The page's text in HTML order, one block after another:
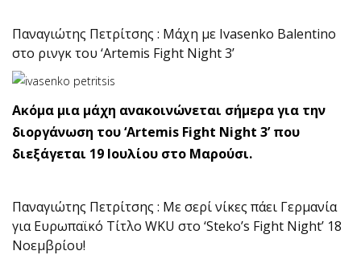
Παναγιώτης Πετρίτσης : Μάχη με Ivasenko Balentino
στο ρινγκ του ‘Artemis Fight Night 3’
Ακόμα μια μάχη ανακοινώνεται σήμερα για την
διοργάνωση του ‘Artemis Fight Night 3’ που
διεξάγεται 19 Ιουλίου στο Μαρούσι.
Παναγιώτης Πετρίτσης : Με σερί νίκες πάει Γερμανία
για Ευρωπαϊκό Τίτλο WKU στο ‘Steko’s Fight Night’ 18
Νοεμβρίου!